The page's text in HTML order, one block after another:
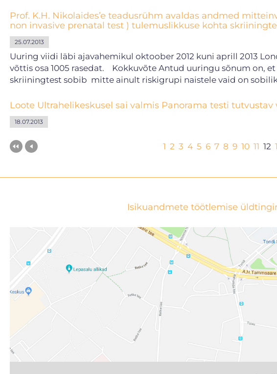
Prof. K.H. Nikolaides’e teadusrühm avaldas andmed
non invasive prenatal test ) tulemuslikkuse kohta
25.07.2013
Uuring viidi läbi ajavahemikul oktoober 2012 kuni aprill 2013
võttis osa 1005 rasedat. Kokkuvõte Antud uuringu sõnum on,
skriiningtest sobib mitte ainult riskigrupi naistele vaid on
Loote Ultrahelikeskusel sai valmis Panorama testi tutvustav
18.07.2013
1 2 3 4 5 6 7 8 9 10 11 12
Isikuandmete töötlemise